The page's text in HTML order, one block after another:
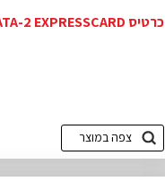
כרטיס 2XESATA-2 EXPRESSCARD
צפה במוצר